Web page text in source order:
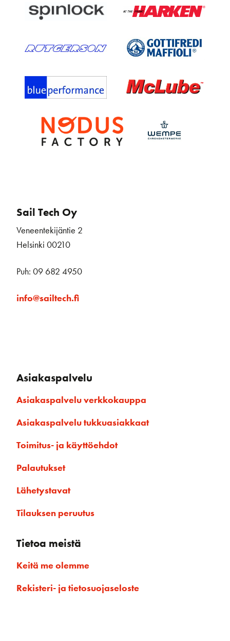
Sail Tech Oy
Veneentekijäntie 2
Helsinki 00210
Puh: 09 682 4950
info@sailtech.fi
Asiakaspalvelu
Asiakaspalvelu verkkokauppa
Asiakaspalvelu tukkuasiakkaat
Toimitus- ja käyttöehdot
Palautukset
Lähetystavat
Tilauksen peruutus
Tietoa meistä
Keitä me olemme
Rekisteri- ja tietosuojaseloste